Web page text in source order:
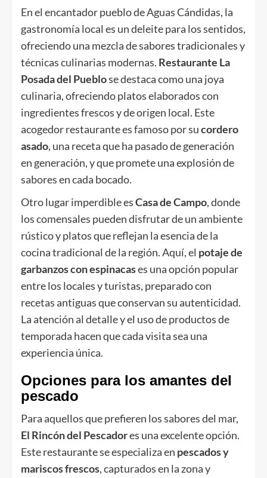
En el encantador pueblo de Aguas Cándidas, la
gastronomía local es un deleite para los sentidos,
ofreciendo una mezcla de sabores tradicionales y
técnicas culinarias modernas. Restaurante La
Posada del Pueblose destaca como una joya
culinaria, ofreciendo platos elaborados con
ingredientes frescos y de origen local. Este
acogedor restaurante es famoso por sucordero
asado, una receta que ha pasado de generación
en generación, y que promete una explosión de
sabores en cada bocado.
Otro lugar imperdible esCasa de Campo, donde
los comensales pueden disfrutar de un ambiente
rústico y platos que reflejan la esencia de la
cocina tradicional de la región. Aquí, el potaje de
garbanzos con espinacases una opción popular
entre los locales y turistas, preparado con
recetas antiguas que conservan su autenticidad.
La atención al detalle y el uso de productos de
temporada hacen que cada visita sea una
experiencia única.
Opciones para los amantes del
pescado
Para aquellos que prefieren los sabores del mar,
El Rincón del Pescadores una excelente opción.
Este restaurante se especializa en pescados y
mariscos frescos, capturados en la zona y